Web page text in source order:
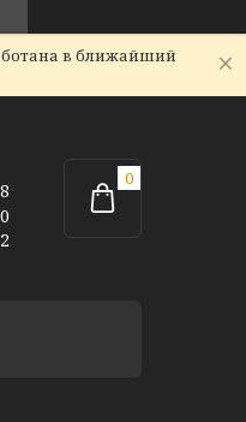
в ближайший